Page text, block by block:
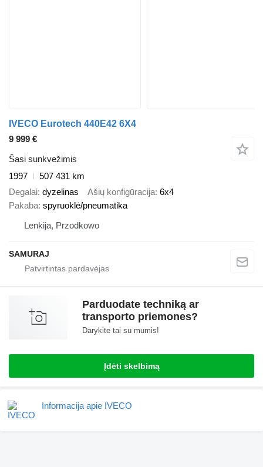
IVECO Eurotech 440E42 6X4
9 999 €
Šasi sunkvežimis
1997
507 431 km
Degalai dyzelinas Ašių konfigūracija 6x4
Pakaba spyruoklė/pneumatika
Lenkija, Przodkowo
SAMURAJ
Parduodate techniką ar
transporto priemones?
Darykite tai su mumis!
Įdėti skelbimą
Informacija apie IVECO